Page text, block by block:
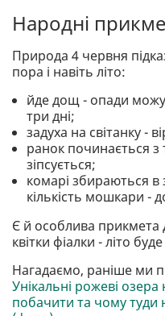
Народні
Природа 4 червня
пора і навіть літо:
йде дощ - опади
три дні;
задуха на світанку -
ранок починається
зіпсується;
комарі збираються в
кількість мошкари -
Є й особлива прикмета
квітки фіалки - літо
Нагадаємо, раніше ми
Унікальні рожеві
побачити та чому туди